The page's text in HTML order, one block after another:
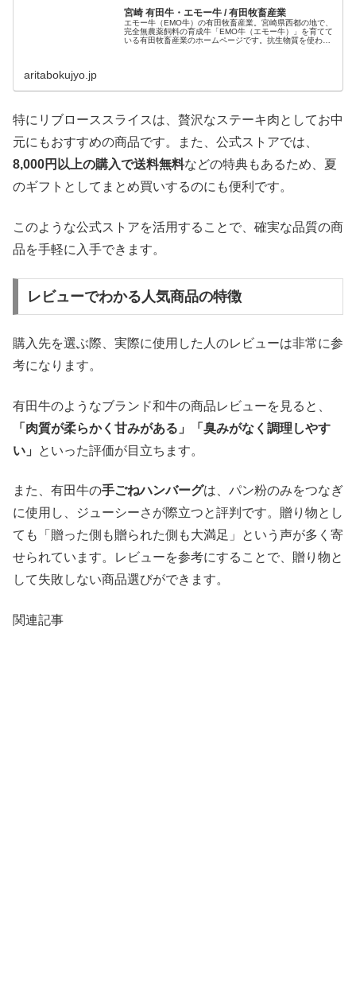
宮崎 有田牛・エモー牛 / 有田牧畜産業
エモー牛（EMO牛）の有田牧畜産業。宮崎県西都の地で、
完全無農薬飼料の育成牛「EMO牛（エモー牛）」を育てて
いる有田牧畜産業のホームページです。抗生物質を使わず
aritabokujyo.jp
特にリブローススライスは、贅沢なステーキ肉としてお中
元にもおすすめの商品です。また、公式ストアでは、
8,000円以上の購入で送料無料などの特典もあるため、夏
のギフトとしてまとめ買いするのにも便利です。
このような公式ストアを活用することで、確実な品質の商
品を手軽に入手できます。
レビューでわかる人気商品の特徴
購入先を選ぶ際、実際に使用した人のレビューは非常に参
考になります。
有田牛のようなブランド和牛の商品レビューを見ると、
「肉質が柔らかく甘みがある」「臭みがなく調理しやす
い」
といった評価が目立ちます。
また、有田牛の手ごねハンバーグは、パン粉のみをつなぎ
に使用し、ジューシーさが際立つと評判です。贈り物とし
ても「贈った側も贈られた側も大満足」という声が多く寄
せられています。レビューを参考にすることで、贈り物と
して失敗しない商品選びができます。
関連記事